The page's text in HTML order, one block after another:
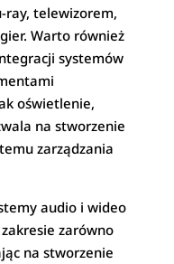
ray, telewizorem,
Warto również
systemów
oświetlenie,
na stworzenie
zarządzania
audio i wideo
zarówno
na stworzenie